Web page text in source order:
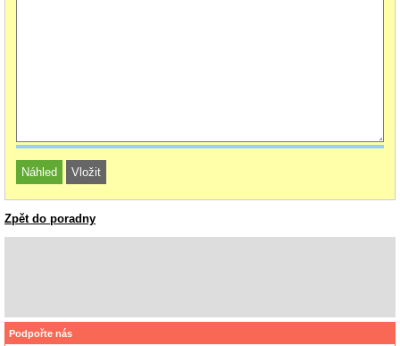
Zpět do poradny
Podpořte nás